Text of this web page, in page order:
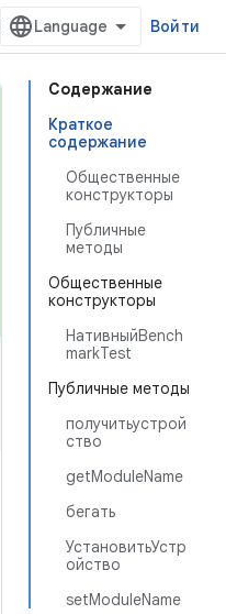
Войти
Содержание
Краткое
содержание
Общественные
конструкторы
Публичные
методы
Общественные
конструкторы
НативныйBench
markTest
Публичные методы
получитьустрой
ство
getModuleName
бегать
УстановитьУстр
ойство
setModuleName